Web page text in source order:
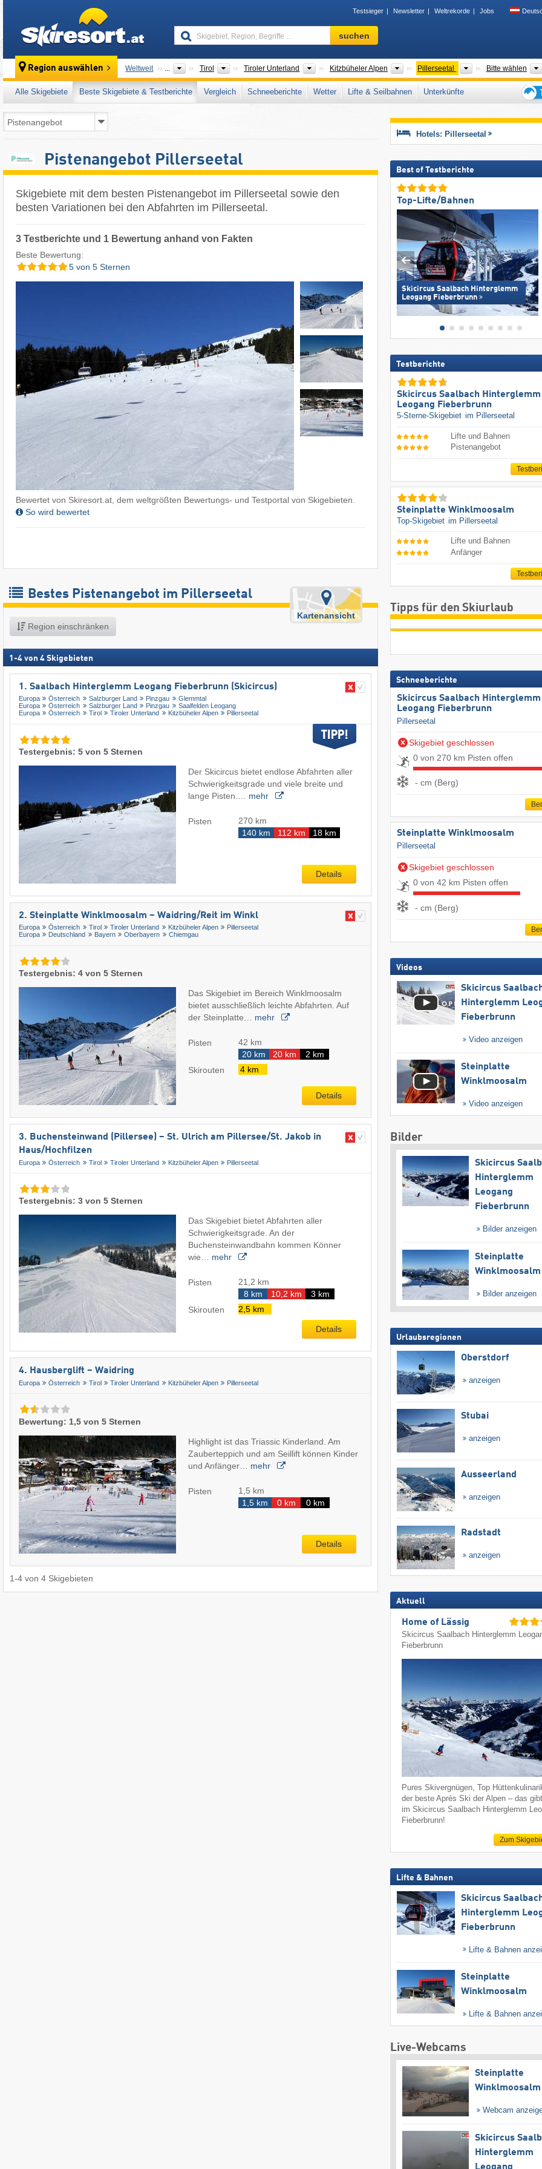
Testsieger Newsletter Weltrekorde Jobs
Skigebiet,
Region,
…
suchen
Region auswählen Weltweit ... Tirol Bundesländer
Tiroler Unterland Großregionen
Kitzbüheler Alpen Tourismusregionen
Pillerseetal Tourismusregionen
Bitte wählen
Alle Skigebiete Beste Skigebiete & Testberichte Vergleich Schneeberichte Wetter Lifte & Seilbahnen
Unterkünfte
für
Pistenangebot Pillerseetal
Skigebiete mit dem besten Pistenangebot im Pillerseetal sowie den
besten Variationen bei den Abfahrten im Pillerseetal.
3 Testberichte und 1 Bewertung anhand von Fakten
Beste Bewertung:
5 von 5 Sternen
Bewertet von Skiresort.at, dem weltgrößten Bewertungs- und Testportal von Skigebieten.
So wird bewertet
Bestes Pistenangebot im Pillerseetal
Region einschränken
Kartenansicht
1 -4 von 4 Skigebieten
1. Saalbach Hinterglemm Leogang Fieberbrunn (Skicircus)
Europa Österreich Salzburger Land Pinzgau
Glemmtal
Europa
Österreich Salzburger Land Pinzgau
Saalfelden Leogang
Europa
Österreich Tirol Tiroler Unterland Kitzbüheler Alpen Pillerseetal
Testergebnis: 5 von 5 Sternen
Der Skicircus bietet endlose Abfahrten aller
Schwierigkeitsgrade und viele breite und
lange Pisten.… mehr
Pisten
270 km
140 km
112 km 18 km
Details
2. Steinplatte Winklmoosalm – Waidring/​Reit im Winkl
Europa Österreich Tirol Tiroler Unterland Kitzbüheler Alpen
Pillerseetal
Europa
Deutschland Bayern Oberbayern Chiemgau
Testergebnis: 4 von 5 Sternen
Das Skigebiet im Bereich Winklmoosalm
bietet ausschließlich leichte Abfahrten. Auf
der Steinplatte… mehr
Pisten
42 km
20 km
20 km
2 km
Skirouten
4 km
Details
3. Buchensteinwand (Pillersee) – St. Ulrich am Pillersee/​St. Jakob in
Haus/​Hochfilzen
Europa Österreich Tirol Tiroler Unterland Kitzbüheler Alpen Pillerseetal
Testergebnis: 3 von 5 Sternen
Das Skigebiet bietet Abfahrten aller
Schwierigkeitsgrade. An der
Buchensteinwandbahn kommen Könner
wie… mehr
Pisten
21,2 km
8 km
10,2 km
3 km
Skirouten
2,5 km
Details
4. Hausberglift – Waidring
Europa Österreich Tirol Tiroler Unterland Kitzbüheler Alpen Pillerseetal
Bewertung: 1,5 von 5 Sternen
Highlight ist das Triassic Kinderland. Am
Zauberteppich und am Seillift können Kinder
und Anfänger… mehr
Pisten
1,5 km
1,5 km
0 km 0 km
Details
1-4 von 4 Skigebieten
Hotels: Pillerseetal
Best of Testberichte
Top-Lifte/Bahnen
Skicircus Saalbach Hinterglemm
Leogang Fieberbrunn
Testberichte
Skicircus Saalbach Hinterglemm
Leogang Fieberbrunn
5-Sterne-Skigebiet im Pillerseetal
Lifte und Bahnen
Pistenangebot
Steinplatte Winklmoosalm
Top-Skigebiet im Pillerseetal
Lifte und Bahnen
Anfänger
Tipps für den Skiurlaub
Schneeberichte
Skicircus Saalbach Hinterglemm
Leogang Fieberbrunn
Pillerseetal
Skigebiet geschlossen
0 von 270 km Pisten offen
- cm (Berg)
Steinplatte Winklmoosalm
Pillerseetal
Skigebiet geschlossen
0 von 42 km Pisten offen
- cm (Berg)
Videos
Skicircus
Hinterglemm
Fieberbrunn
Video anzeigen
Steinplatte
Winklmoosalm
Video anzeigen
Bilder
Skicircus
Hinterglemm
Leogang
Fieberbrunn
Bilder anzeigen
Steinplatte
Winklmoosalm
Bilder anzeigen
Urlaubsregionen
Oberstdorf
anzeigen
Stubai
anzeigen
Ausseerland
anzeigen
Radstadt
anzeigen
Aktuell
Home of Lässig
Skicircus Saalbach Hinterglemm
Fieberbrunn
Pures Skivergnügen, Top
der beste Après Ski der Alpen – das
im Skicircus Saalbach Hinterglemm
Fieberbrunn!
Zum
Lifte & Bahnen
Skicircus
Hinterglemm
Fieberbrunn
Lifte & Bahnen
Steinplatte
Winklmoosalm
Lifte & Bahnen
Live-Webcams
Steinplatte
Winklmoosalm
Webcam
Skicircus
Hinterglemm